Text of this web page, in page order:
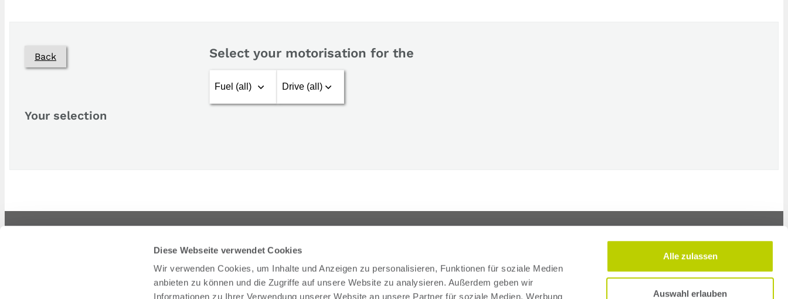
Diese Webseite verwendet Cookies
Wir verwenden Cookies, um Inhalte und Anzeigen zu personalisieren, Funktionen für soziale Medien
anbieten zu können und die Zugriffe auf unsere Website zu analysieren. Außerdem geben wir
Informationen zu Ihrer Verwendung unserer Website an unsere Partner für soziale Medien, Werbung
Alle zulassen
Auswahl erlauben
Back
Your selection
Select your motorisation for the
About us
How does the tyre advisor work
Our partner shops
Imprint
Privacy policy